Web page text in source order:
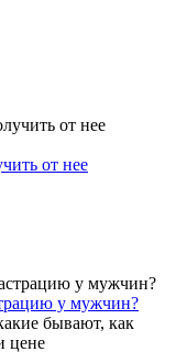
от нее
у мужчин?